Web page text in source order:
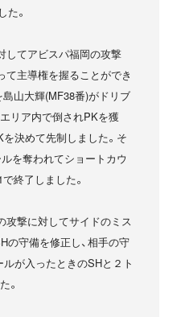
。
してアビスパ福岡の攻撃
て主導権を握ることができ
山大輝(MF38番)がドリブ
リア内で倒されPKを獲
決めて先制しました。そ
を奪われてショートカウ
終了しました。
攻撃に対してサイドのミス
の守備を修正し、相手の守
が入ったときのSHと２ト
。